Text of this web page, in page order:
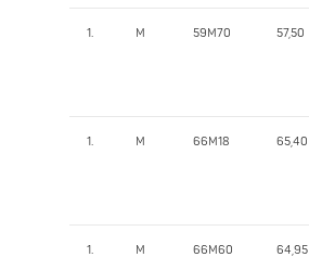
1. M 59M70 57,50
1. M 66M18 65,40
1. M 66M60 64,95